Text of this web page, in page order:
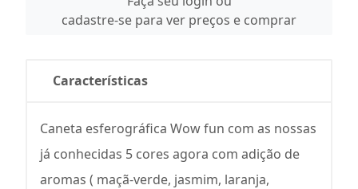
cadastre-se para ver preços e comprar
Características
Caneta esferográfica Wow fun com as nossas
já conhecidas 5 cores agora com adição de
aromas ( maçã-verde, jasmim, laranja,